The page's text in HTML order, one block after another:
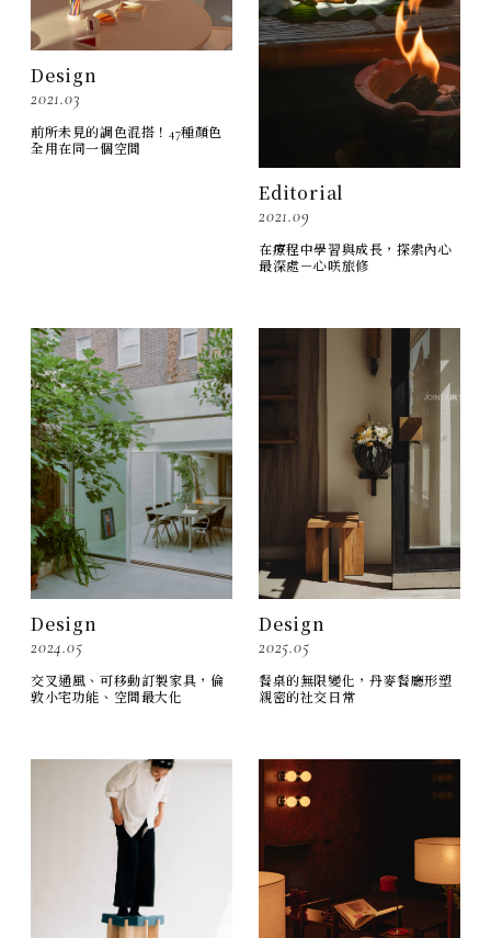
Design
2021.03
前所未見的調色混搭！47種顏色
全用在同一個空間
Editorial
2021.09
在療程中學習與成長，探索內心
最深處－心咲旅修
Design
2024.05
交叉通風、可移動訂製家具，倫
敦小宅功能、空間最大化
Design
2025.05
餐桌的無限變化，丹麥餐廳形塑
親密的社交日常